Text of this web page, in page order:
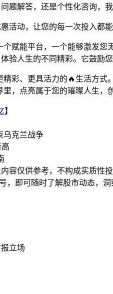
题解答，还是个性化咨询，我
活动，让您的每一次投入都
赋能平台，一个能够激发
验人生的不同精彩。它鼓励
精彩、更具活力的🔥生活方
，点亮属于您的璀璨人生，
】
乌克兰战争
容仅供参考，不构成实质性
，即可随时了解股市动态，洞
立场